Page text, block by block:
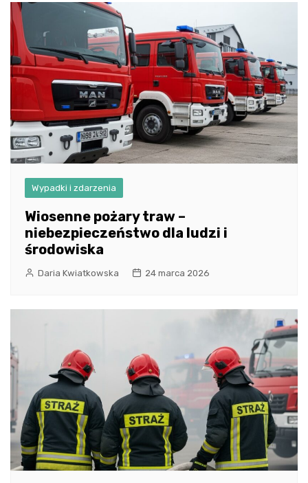
Wypadki i zdarzenia
Wiosenne pożary traw –
niebezpieczeństwo dla ludzi i
środowiska
Daria Kwiatkowska 24 marca 2026